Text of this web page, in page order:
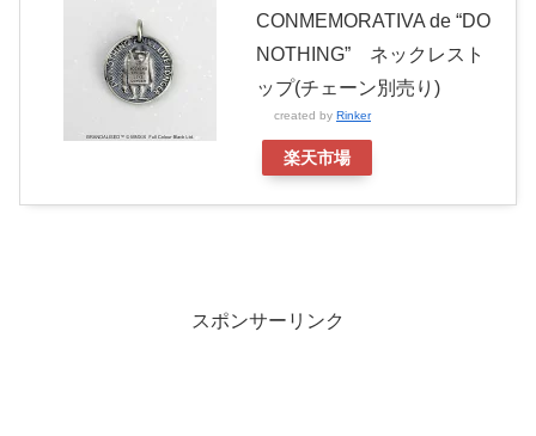
CONMEMORATIVA de “DO
NOTHING” ネックレスト
ップ(チェーン別売り)
created by Rinker
楽天市場
スポンサーリンク